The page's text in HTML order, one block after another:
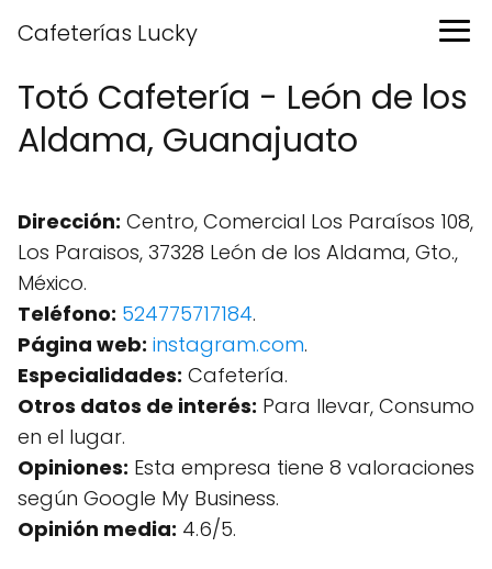
Cafeterías Lucky
Totó Cafetería - León de los
Aldama, Guanajuato
Dirección: Centro, Comercial Los Paraísos 108,
Los Paraisos, 37328 León de los Aldama, Gto.,
México.
Teléfono: 524775717184.
Página web: instagram.com.
Especialidades: Cafetería.
Otros datos de interés: Para llevar, Consumo
en el lugar.
Opiniones: Esta empresa tiene 8 valoraciones
según Google My Business.
Opinión media: 4.6/5.